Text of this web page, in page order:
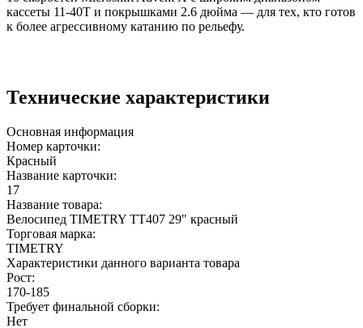
кассеты 11-40T и покрышками 2.6 дюйма — для тех, кто готов
к более агрессивному катанию по рельефу.
Технические характеристики
Основная информация
Номер карточки:
Красный
Название карточки:
17
Название товара:
Велосипед TIMETRY TT407 29" красный
Торговая марка:
TIMETRY
Характеристики данного варианта товара
Рост:
170-185
Требует финальной сборки:
Нет